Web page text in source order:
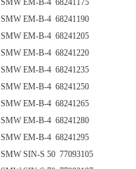
SMW EM-B-4 68241175
SMW EM-B-4 68241190
SMW EM-B-4 68241205
SMW EM-B-4 68241220
SMW EM-B-4 68241235
SMW EM-B-4 68241250
SMW EM-B-4 68241265
SMW EM-B-4 68241280
SMW EM-B-4 68241295
SMW SIN-S 50 77093105